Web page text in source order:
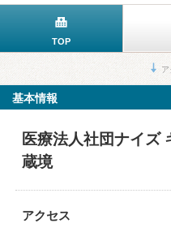
TOP
基本情報
医療法人社団ナイズ
蔵境
アクセス